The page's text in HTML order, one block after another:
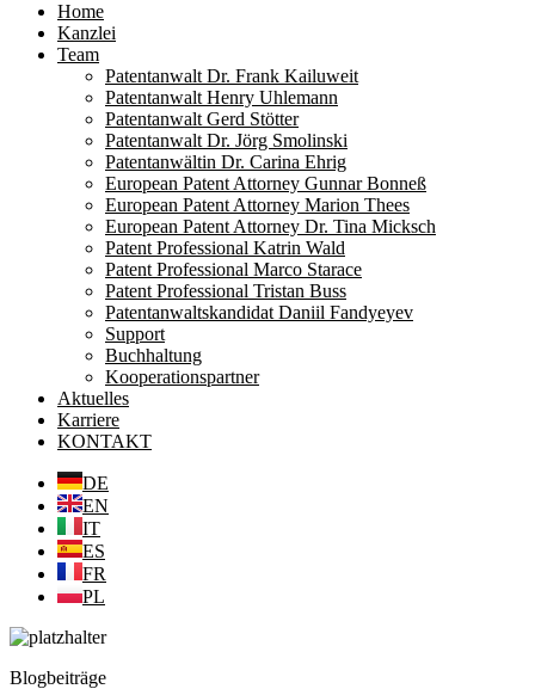
Home
Kanzlei
Team
Patentanwalt Dr. Frank Kailuweit
Patentanwalt Henry Uhlemann
Patentanwalt Gerd Stötter
Patentanwalt Dr. Jörg Smolinski
Patentanwältin Dr. Carina Ehrig
European Patent Attorney Gunnar Bonneß
European Patent Attorney Marion Thees
European Patent Attorney Dr. Tina Micksch
Patent Professional Katrin Wald
Patent Professional Marco Starace
Patent Professional Tristan Buss
Patentanwaltskandidat Daniil Fandyeyev
Support
Buchhaltung
Kooperationspartner
Aktuelles
Karriere
KONTAKT
DE
EN
IT
ES
FR
PL
Blogbeiträge